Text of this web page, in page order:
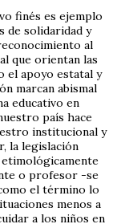
finés es ejemplo
de solidaridad y
al
que orientan las
el apoyo estatal y
marcan abismal
educativo en
país hace
institucional y
la legislación
o profesor -se
el término lo
menos a
a los niños en